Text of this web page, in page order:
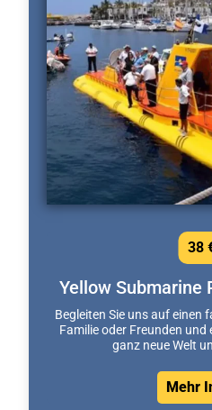
Yellow Submarine
Begleiten Sie uns auf
Familie oder Freunden und
ganz neue Welt
Mehr
38